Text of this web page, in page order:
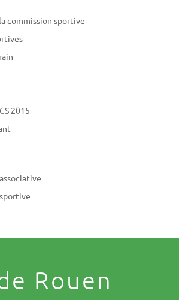
commission sportive
2015
Rouen